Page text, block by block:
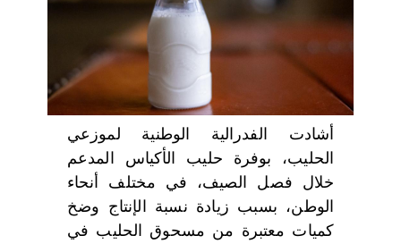
أشادت الفدرالية الوطنية لموزعي
الحليب، بوفرة حليب الأكياس المدعم
خلال فصل الصيف، في مختلف أنحاء
الوطن، بسبب زيادة نسبة الإنتاج وضخ
كميات معتبرة من مسحوق الحليب في